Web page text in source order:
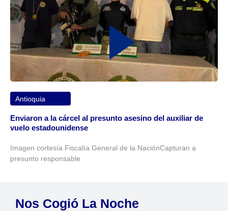
Antioquia
Enviaron a la cárcel al presunto asesino del auxiliar de
vuelo estadounidense
Imagen cortesía Fiscalía General de la NaciónCapturan a
presunto responsable
Nos Cogió La Noche